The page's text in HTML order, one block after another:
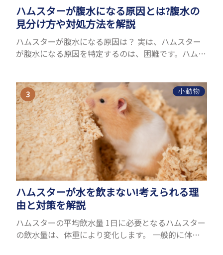
ハムスターが腹水になる原因とは?腹水の
見分け方や対処方法を解説
ハムスターが腹水になる原因は？ 実は、ハムスター
が腹水になる原因を特定するのは、困難です。ハムス
理由はさま...
小動物
ハムスターが水を飲まない!考えられる理
由と対策を解説
ハムスターの平均飲水量 1日に必要となるハムスター
の飲水量は、体重により変化します。 一般的に体重